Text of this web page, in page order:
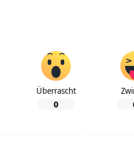
Überrascht
0